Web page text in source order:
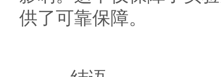
供了可靠保障。